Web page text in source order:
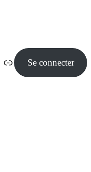
Lien Se connecter